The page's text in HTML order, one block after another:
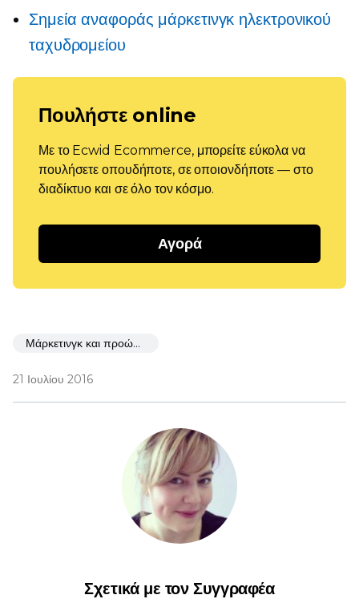
Σημεία αναφοράς μάρκετινγκ ηλεκτρονικού
ταχυδρομείου
Πουλήστε online
Με το Ecwid Ecommerce, μπορείτε εύκολα να
πουλήσετε οπουδήποτε, σε οποιονδήποτε — στο
διαδίκτυο και σε όλο τον κόσμο.
Αγορά
Μάρκετινγκ και προώθηση
21 Ιουλίου 2016
Σχετικά με τον Συγγραφέα